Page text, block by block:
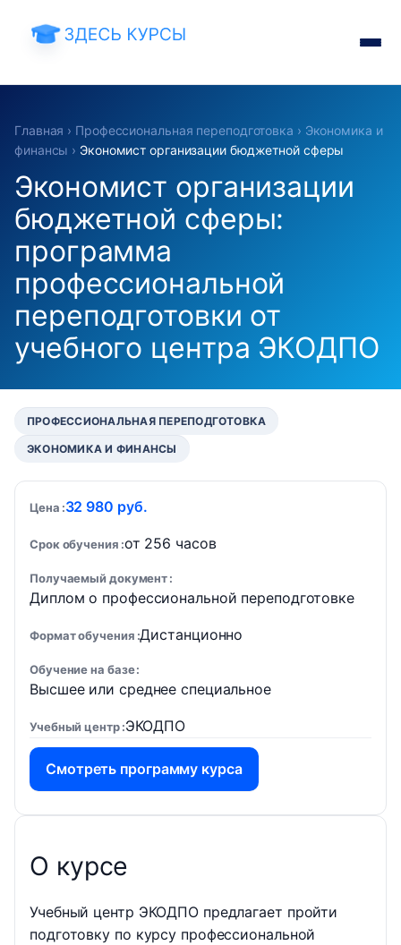
Главная › Профессиональная переподготовка › Экономика и
финансы › Экономист организации бюджетной сферы
Экономист организации
бюджетной сферы:
программа
профессиональной
переподготовки от
учебного центра ЭКОДПО
ПРОФЕССИОНАЛЬНАЯ ПЕРЕПОДГОТОВКА
ЭКОНОМИКА И ФИНАНСЫ
Цена 32 980 руб.
Срок обучения от 256 часов
Получаемый документ
Диплом о профессиональной переподготовке
Формат обучения Дистанционно
Обучение на базе
Высшее или среднее специальное
Учебный центр ЭКОДПО
Смотреть программу курса
О курсе
Учебный центр ЭКОДПО предлагает пройти
подготовку по курсу профессиональной